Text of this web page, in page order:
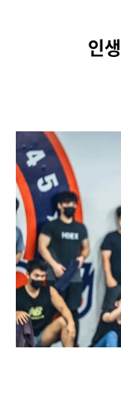
인